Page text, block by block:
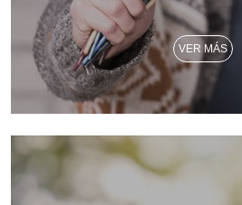
VER MÁS